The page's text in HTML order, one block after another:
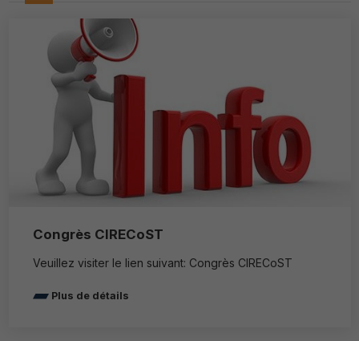
Congrès CIRECoST
Veuillez visiter le lien suivant: Congrès CIRECoST
Plus de détails